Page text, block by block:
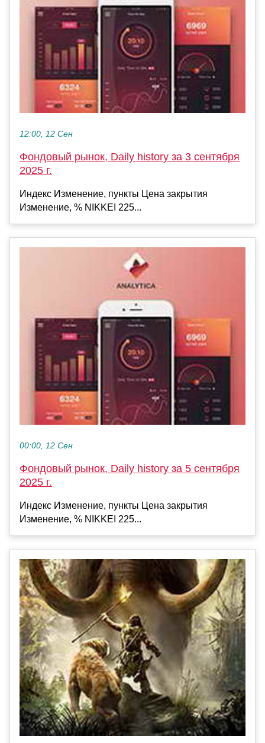
12:00, 12 Сен
Фондовый рынок, Daily history за 3 сентября
2025 г.
Индекс Изменение, пункты Цена закрытия
Изменение, % NIKKEI 225...
00:00, 12 Сен
Фондовый рынок, Daily history за 5 сентября
2025 г.
Индекс Изменение, пункты Цена закрытия
Изменение, % NIKKEI 225...